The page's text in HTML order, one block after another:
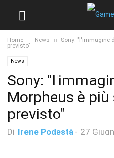
Home News
Sony: "l'immagine
previsto"
News
Sony:
Morpheus è
previsto"
Di Irene Podestà - 27